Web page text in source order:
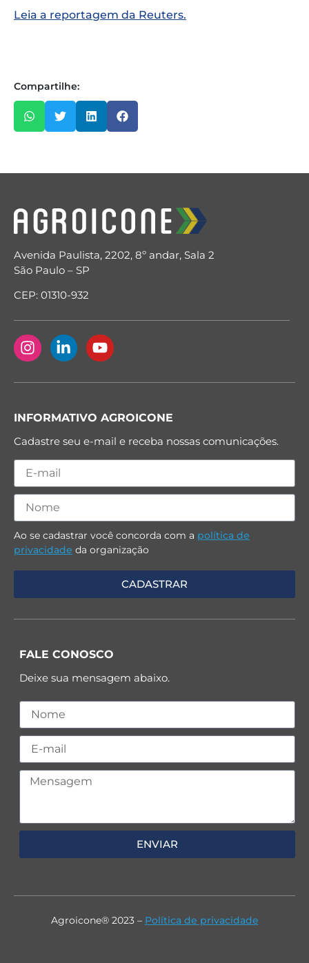
Leia a reportagem da Reuters.
Compartilhe:
Avenida Paulista, 2202, 8º andar, Sala 2
São Paulo – SP
CEP: 01310-932
INFORMATIVO AGROICONE
Cadastre seu e-mail e receba nossas comunicações.
Ao se cadastrar você concorda com a política de
privacidade da organização
FALE CONOSCO
Deixe sua mensagem abaixo.
ENVIAR
Agroicone® 2023 – Política de privacidade